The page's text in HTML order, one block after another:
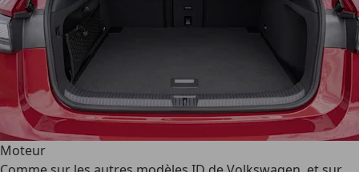
Moteur